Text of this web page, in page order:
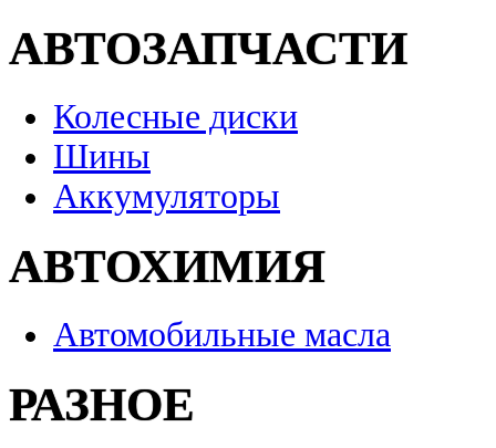
АВТОЗАПЧАСТИ
Колесные диски
Шины
Аккумуляторы
АВТОХИМИЯ
Автомобильные масла
РАЗНОЕ